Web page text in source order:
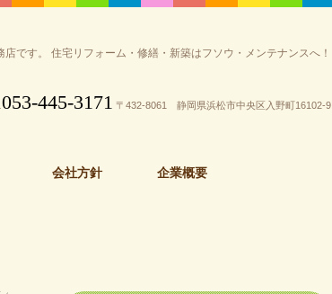
です。 住宅リフォーム・修繕・新築はフソウ・メンテナンスへ！
053-445-3171 〒432-8061 静岡県浜松市中央区入野町16102-9
会社方針 企業概要